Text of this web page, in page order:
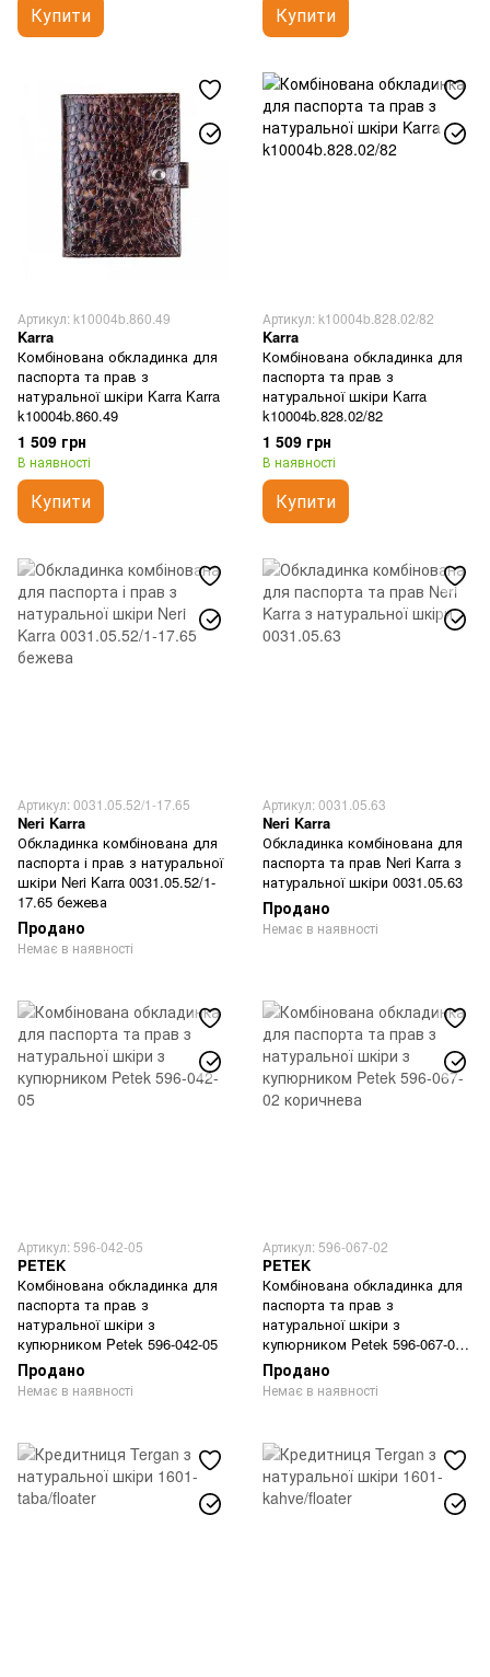
Купити Купити
Артикул: k10004b.860.49
Karra
Комбінована обкладинка для
паспорта та прав з
натуральної шкіри Karra Karra
k10004b.860.49
1 509 грн
В наявності
Купити
Артикул: k10004b.828.02/82
Karra
Комбінована обкладинка для
паспорта та прав з
натуральної шкіри Karra
k10004b.828.02/82
1 509 грн
В наявності
Купити
Артикул: 0031.05.52/1-17.65
Neri Karra
Обкладинка комбінована для
паспорта і прав з натуральної
шкіри Neri Karra 0031.05.52/1-
17.65 бежева
Продано
Немає в наявності
Артикул: 0031.05.63
Neri Karra
Обкладинка комбінована для
паспорта та прав Neri Karra з
натуральної шкіри 0031.05.63
Продано
Немає в наявності
Артикул: 596-042-05
PETEK
Комбінована обкладинка для
паспорта та прав з
натуральної шкіри з
купюрником Petek 596-042-05
Продано
Немає в наявності
Артикул: 596-067-02
PETEK
Комбінована обкладинка для
паспорта та прав з
натуральної шкіри з
купюрником Petek 596-067-02
коричнева
Продано
Немає в наявності